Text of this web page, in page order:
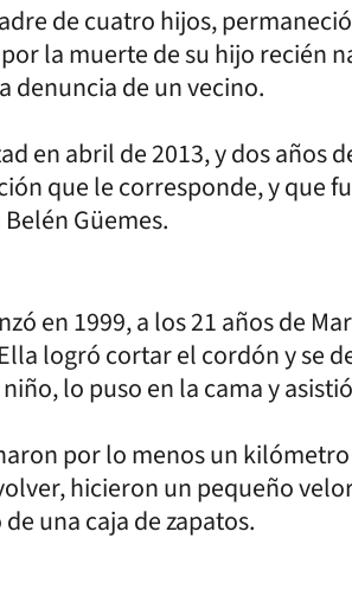
de cuatro hijos,
la muerte de su hijo recién
denuncia de un vecino.
en abril de 2013, y dos años
que le corresponde, y que
Güemes.
en 1999, a los 21 años de
logró cortar el cordón y se
lo puso en la cama y
por lo menos un
hicieron un pequeño
una caja de zapatos.